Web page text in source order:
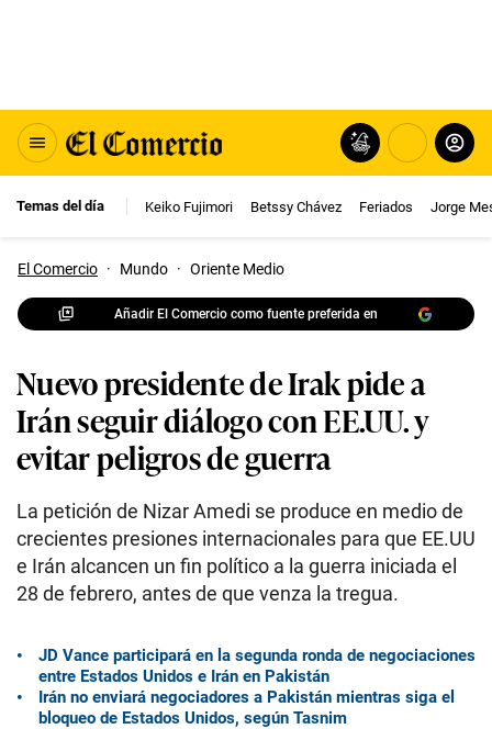
Temas del día Keiko Fujimori Betssy Chávez Feriados Jorge
El Comercio · Mundo · Oriente Medio
Añadir El Comercio como fuente preferida en
Nuevo presidente de Irak pide a
Irán seguir diálogo con EE.UU. y
evitar peligros de guerra
La petición de Nizar Amedi se produce en medio de
crecientes presiones internacionales para que EE.UU
e Irán alcancen un fin político a la guerra iniciada el
28 de febrero, antes de que venza la tregua.
JD Vance participará en la segunda ronda de negociaciones
entre Estados Unidos e Irán en Pakistán
Irán no enviará negociadores a Pakistán mientras siga el
bloqueo de Estados Unidos, según Tasnim